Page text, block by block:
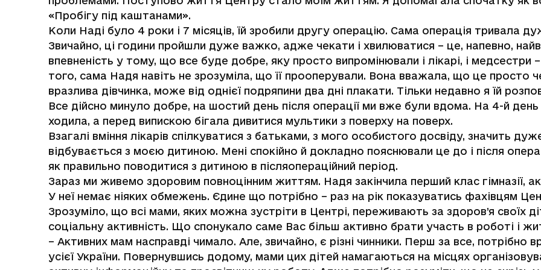
«Пробігу під каштанами».
Коли Наді було 4 роки і 7 місяців, їй зробили другу операцію. Сама операція тривала
Звичайно, ці години пройшли дуже важко, адже чекати і хвилюватися – це, напевно,
впевненість у тому, що все буде добре, яку просто випромінювали і лікарі, і
того, сама Надя навіть не зрозуміла, що її прооперували. Вона вважала, що це
вразлива дівчинка, може від однієї подряпини два дні плакати. Тільки недавно я їй
Все дійсно минуло добре, на шостий день після операції ми вже були вдома. На 4-й
ходила, а перед випискою бігала дивитися мультики з поверху на поверх.
Взагалі вміння лікарів спілкуватися з батьками, з мого особистого досвіду, значить
відбувається з моєю дитиною. Мені спокійно й докладно пояснювали це до і після
як правильно поводитися з дитиною в післяопераційний період.
Зараз ми живемо здоровим повноцінним життям. Надя закінчила перший клас гімназії,
У неї немає ніяких обмежень. Єдине що потрібно – раз на рік показуватись фахівцям
Зрозуміло, що всі мами, яких можна зустріти в Центрі, переживають за здоров’я своїх
соціальну активність. Що спонукало саме Вас більш активно брати участь в роботі і
– Активних мам насправді чимало. Але, звичайно, є різні чинники. Перш за все, потрібно
усієї України. Повернувшись додому, мами цих дітей намагаються на місцях